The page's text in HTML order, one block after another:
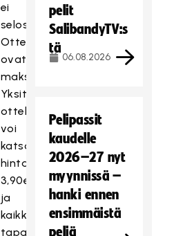
ei
selostusta.
Ottelut
ovat
maksullisia.
Yksittäisen
ottelun
voi
katsoa
hintaan
3,90e
ja
kaikki
tapahtuman
pelit
SalibandyTV:s
tä
06.08.2026
Pelipassit
kaudelle
2026–27 nyt
myynnissä –
hanki ennen
ensimmäistä
peliä